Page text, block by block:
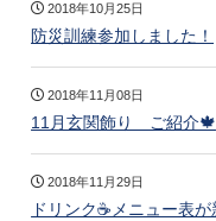
2018年10月25日
防災訓練参加しました！
2018年11月08日
11月玄関飾り ご紹介🍁
2018年11月29日
ドリンク☕メニュー表